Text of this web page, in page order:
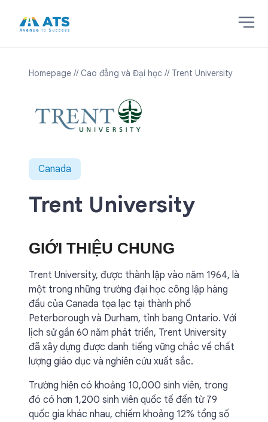
Homepage // Cao đẳng và Đại học // Trent University
Canada
Trent University
GIỚI THIỆU CHUNG
Trent University, được thành lập vào năm 1964, là
một trong những trường đại học công lập hàng
đầu của Canada tọa lạc tại thành phố
Peterborough và Durham, tỉnh bang Ontario. Với
lịch sử gần 60 năm phát triển, Trent University
đã xây dựng được danh tiếng vững chắc về chất
lượng giáo dục và nghiên cứu xuất sắc.
Trường hiện có khoảng 10,000 sinh viên, trong
đó có hơn 1,200 sinh viên quốc tế đến từ 79
quốc gia khác nhau, chiếm khoảng 12% tổng số